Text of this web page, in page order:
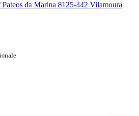
da Marina 8125-442 Vilamoura